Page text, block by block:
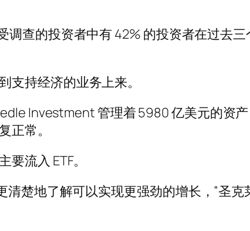
查的投资者中有 42% 的投资者在过去
支持经济的业务上来。
Investment 管理着 5980 亿美元的资
正常。
流入 ETF。
清楚地了解可以实现更强劲的增长，”圣